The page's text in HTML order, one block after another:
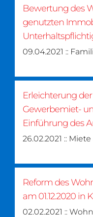
Bewertung des
genutzten
09.04.2021 ::
Erleichterung
Gewerbemiet-
Einführung des
26.02.2021 ::
Reform des
am 01.12.2020 in
02.02.2021 ::